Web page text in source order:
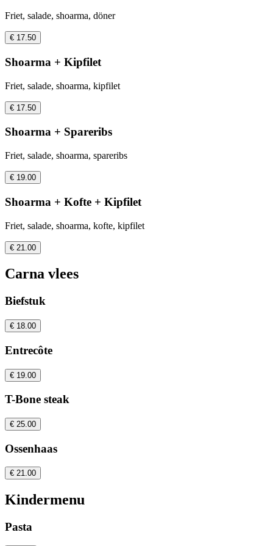
Friet, salade, shoarma, döner
€ 17.50
Shoarma + Kipfilet
Friet, salade, shoarma, kipfilet
€ 17.50
Shoarma + Spareribs
Friet, salade, shoarma, spareribs
€ 19.00
Shoarma + Kofte + Kipfilet
Friet, salade, shoarma, kofte, kipfilet
€ 21.00
Carna vlees
Biefstuk
€ 18.00
Entrecôte
€ 19.00
T-Bone steak
€ 25.00
Ossenhaas
€ 21.00
Kindermenu
Pasta